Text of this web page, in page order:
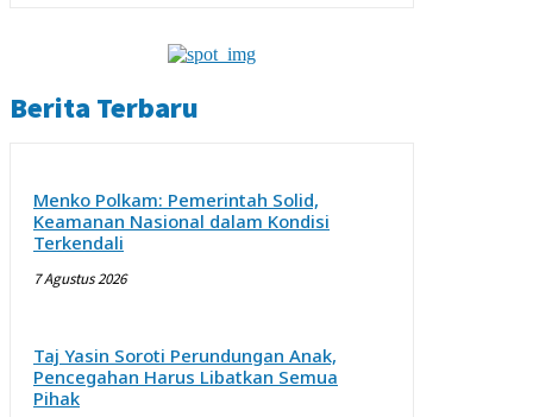
Berita Terbaru
Menko Polkam: Pemerintah Solid,
Keamanan Nasional dalam Kondisi
Terkendali
7 Agustus 2026
Taj Yasin Soroti Perundungan Anak,
Pencegahan Harus Libatkan Semua
Pihak